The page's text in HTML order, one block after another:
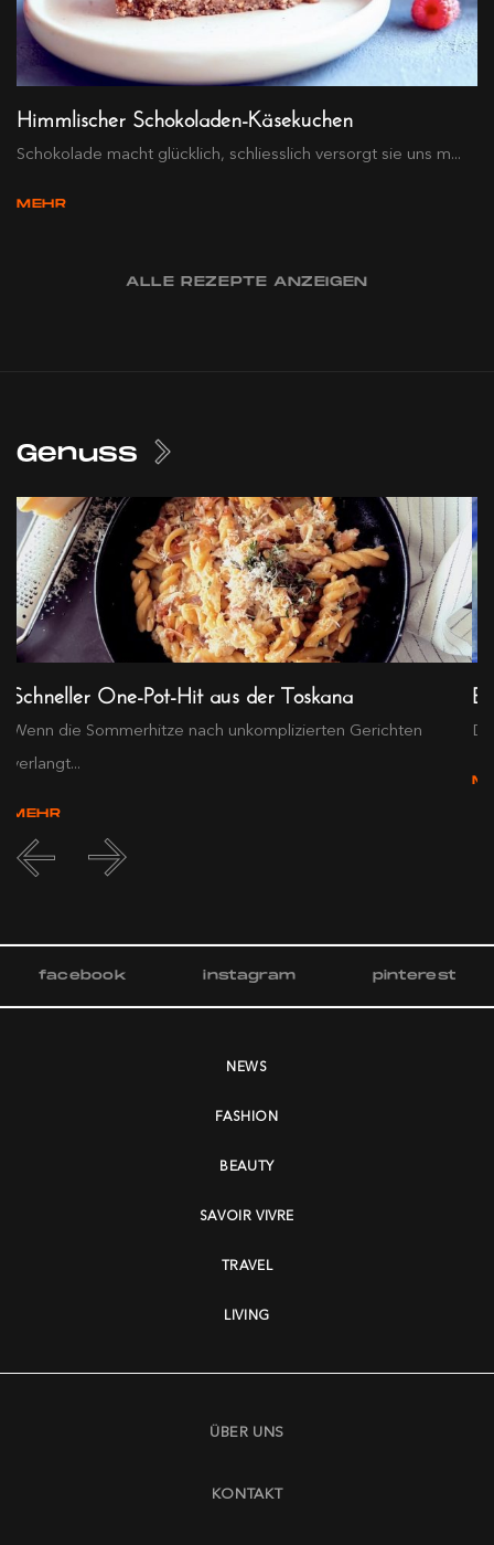
Himmlischer Schokoladen-Käsekuchen
Schokolade macht glücklich, schliesslich versorgt sie uns m...
MEHR
ALLE REZEPTE ANZEIGEN
Genuss
Schneller One-Pot-Hit aus der Toskana
Wenn die Sommerhitze nach unkomplizierten Gerichten
verlangt...
MEHR
facebook instagram pinterest
NEWS
FASHION
BEAUTY
SAVOIR VIVRE
TRAVEL
LIVING
ÜBER UNS
KONTAKT